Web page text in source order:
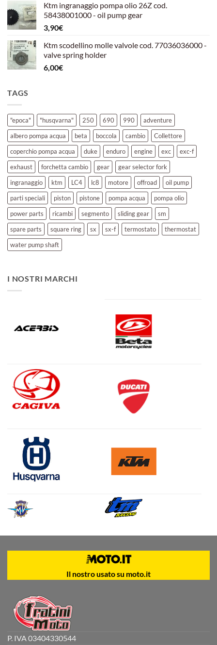
originale
era:
attuale
è:
Ktm ingranaggio pompa olio 26Z cod.
58438001000 - oil pump gear
3,90€
Ktm scodellino molle valvole cod. 77036036000 -
valve spring holder
6,00€
TAGS
"epoca" "husqvarna" 250 690 990
adventure
albero pompa acqua
beta boccola cambio
Collettore
coperchio pompa acqua
duke enduro engine exc
exc-f
exhaust
forchetta cambio gear
gear selector fork
ingranaggio
ktm LC4 lc8 motore offroad
oil pump
parti speciali
piston pistone pompa acqua
pompa olio
power parts
ricambi segmento sliding gear
sm
spare parts
square ring sx sx-f termostato
thermostat
water pump shaft
I NOSTRI MARCHI
Il nostro usato su moto.it
P. IVA 03404330544